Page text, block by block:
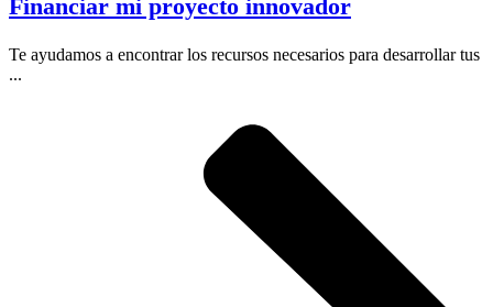
Financiar mi proyecto innovador
Te ayudamos a encontrar los recursos necesarios para desarrollar tus
...